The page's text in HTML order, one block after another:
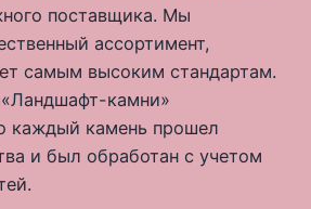
поставщика. Мы
ассортимент,
самым высоким стандартам.
камни»
каждый камень прошел
и был обработан с учетом